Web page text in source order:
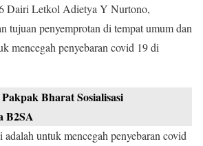
Dairi Letkol Adietya Y Nurtono,
tujuan penyemprotan di tempat umum dan
mencegah penyebaran covid 19 di
Bharat Sosialisasi
B2SA
untuk mencegah penyebaran covid